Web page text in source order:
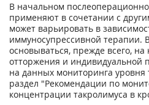
В начальном
применяют в сочетании с
может варьировать в
иммуносупрессивной
основываться, прежде всего,
отторжения и индивидуальной
на данных мониторинга
раздел "Рекомендации по
концентрации такролимуса в